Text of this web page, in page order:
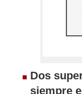
Dos
siempre